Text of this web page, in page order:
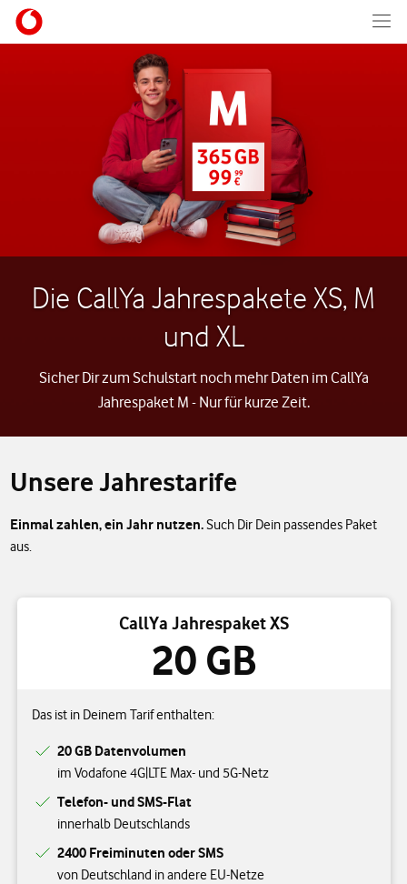
Die CallYa Jahrespakete XS, M
und XL
Sicher Dir zum Schulstart noch mehr Daten im CallYa
Jahrespaket M - Nur für kurze Zeit.
Unsere Jahrestarife
Einmal zahlen, ein Jahr nutzen.Such Dir Dein passendes Paket
aus.
CallYa Jahrespaket XS
20 GB
Das ist in Deinem Tarif enthalten:
20 GB Datenvolumen
im Vodafone 4G|LTE Max- und 5G-Netz
Telefon- und SMS-Flat
innerhalb Deutschlands
2400 Freiminuten oder SMS
von Deutschland in andere EU-Netze